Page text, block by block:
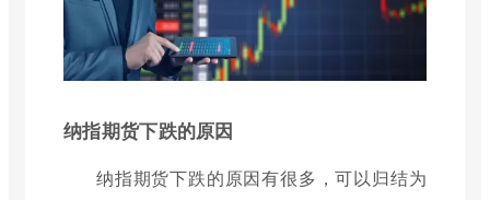
纳指期货下跌的原因
纳指期货下跌的原因有很多，可以归结为